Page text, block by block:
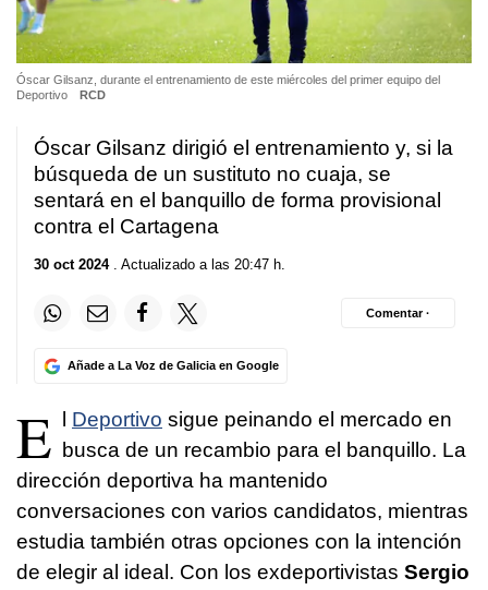
Óscar Gilsanz, durante el entrenamiento de este miércoles del primer equipo del
Deportivo
RCD
Óscar Gilsanz dirigió el entrenamiento y, si la
búsqueda de un sustituto no cuaja, se
sentará en el banquillo de forma provisional
contra el Cartagena
30 oct 2024. Actualizado a las 20:47 h.
Añade a La Voz de Galicia en Google
Comentar ·
E Deportivo sigue peinando el mercado en
busca de un recambio para el banquillo. La
dirección deportiva ha mantenido
conversaciones con varios candidatos, mientras
estudia también otras opciones con la intención
de elegir al ideal. Con los exdeportivistas Sergio